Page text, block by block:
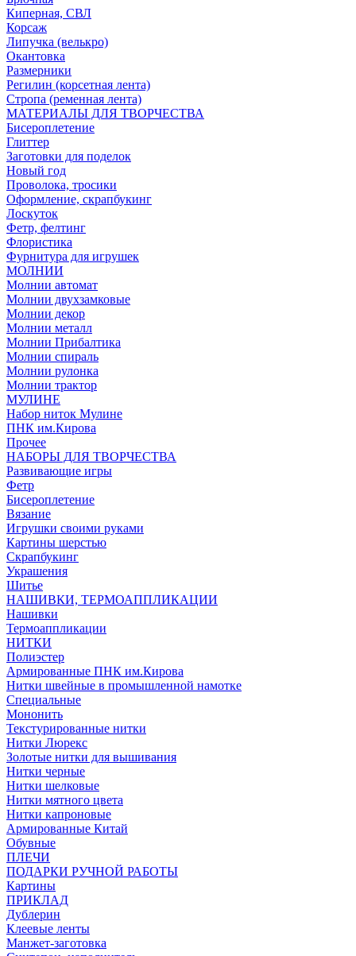
Киперная, СВЛ
Корсаж
Липучка (велькро)
Окантовка
Размерники
Регилин (корсетная лента)
Стропа (ременная лента)
МАТЕРИАЛЫ ДЛЯ ТВОРЧЕСТВА
Бисероплетение
Глиттер
Заготовки для поделок
Новый год
Проволока, тросики
Оформление, скрапбукинг
Лоскуток
Фетр, фелтинг
Флористика
Фурнитура для игрушек
МОЛНИИ
Молнии автомат
Молнии двухзамковые
Молнии декор
Молнии металл
Молнии Прибалтика
Молнии спираль
Молнии рулонка
Молнии трактор
МУЛИНЕ
Набор ниток Мулине
ПНК им.Кирова
Прочее
НАБОРЫ ДЛЯ ТВОРЧЕСТВА
Развивающие игры
Фетр
Бисероплетение
Вязание
Игрушки своими руками
Картины шерстью
Скрапбукинг
Украшения
Шитье
НАШИВКИ, ТЕРМОАППЛИКАЦИИ
Нашивки
Термоаппликации
НИТКИ
Полиэстер
Армированные ПНК им.Кирова
Нитки швейные в промышленной намотке
Специальные
Мононить
Текстурированные нитки
Нитки Люрекс
Золотые нитки для вышивания
Нитки черные
Нитки шелковые
Нитки мятного цвета
Нитки капроновые
Армированные Китай
Обувные
ПЛЕЧИ
ПОДАРКИ РУЧНОЙ РАБОТЫ
Картины
ПРИКЛАД
Дублерин
Клеевые ленты
Манжет-заготовка